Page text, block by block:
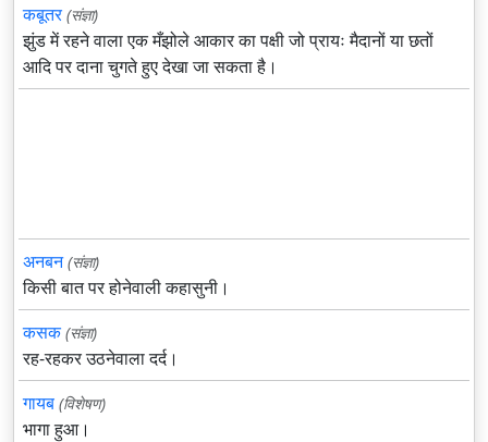
कबूतर (संज्ञा)
झुंड में रहने वाला एक मँझोले आकार का पक्षी जो प्रायः मैदानों या छतों
आदि पर दाना चुगते हुए देखा जा सकता है।
अनबन (संज्ञा)
किसी बात पर होनेवाली कहासुनी।
कसक (संज्ञा)
रह-रहकर उठनेवाला दर्द।
गायब (विशेषण)
भागा हुआ।